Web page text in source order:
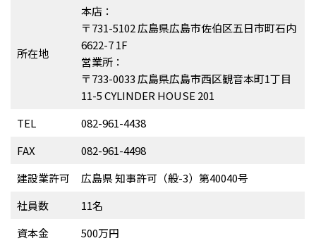
所在地
本店：
〒731-5102 広島県広島市佐伯区五日市町石内
6622-7 1F
営業所：
〒733-0033 広島県広島市西区観音本町1丁目
11-5 CYLINDER HOUSE 201
TEL
082-961-4438
FAX
082-961-4498
建設業許可
広島県 知事許可（般-3）第40040号
社員数
11名
資本金
500万円